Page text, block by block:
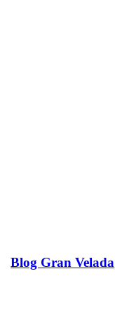
Blog Gran Velada